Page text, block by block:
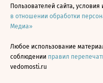
Пользователей сайта,
в отношении обработки
Медиа»
Любое использование
соблюдении правил
vedomosti.ru